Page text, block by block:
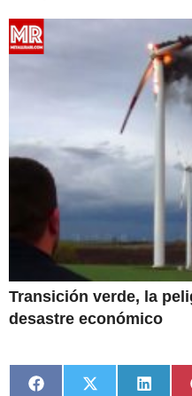
Transición verde, la
desastre económico
CompartirCompartir